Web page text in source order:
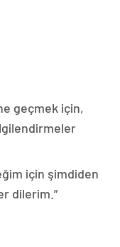
geçmek için,
için şimdiden
dilerim.”